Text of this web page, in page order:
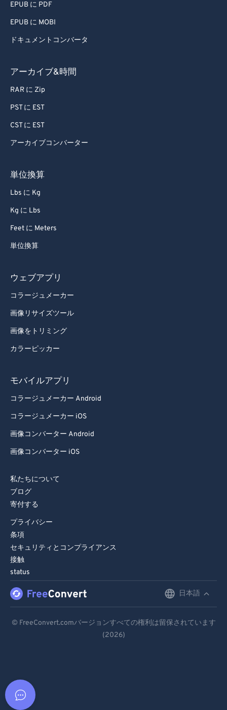
EPUB に PDF
EPUB に MOBI
ドキュメントコンバータ
アーカイブ&時間
RAR に Zip
PST に EST
CST に EST
アーカイブコンバーター
単位換算
Lbs に Kg
Kg に Lbs
Feet に Meters
単位換算
ウェブアプリ
コラージュメーカー
画像リサイズツール
画像をトリミング
カラーピッカー
モバイルアプリ
コラージュメーカー Android
コラージュメーカー iOS
画像コンバーター Android
画像コンバーター iOS
私たちについて
ブログ
寄付する
プライバシー
条項
セキュリティとコンプライアンス
接触
status
日本語
Español
© FreeConvert.comバージョンすべての権利は留保されています
(2026)